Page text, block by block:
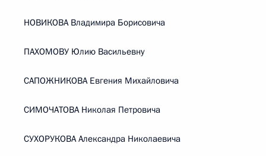
НОВИКОВА Владимира Борисовича
ПАХОМОВУ Юлию Васильевну
САПОЖНИКОВА Евгения Михайловича
СИМОЧАТОВА Николая Петровича
СУХОРУКОВА Александра Николаевича